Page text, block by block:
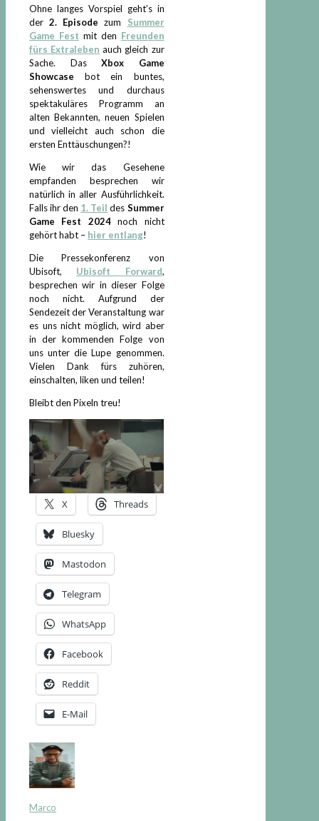
Ohne langes Vorspiel geht’s in
der 2. Episode zum Summer
Game Fest mit den Freunden
fürs Extraleben auch gleich zur
Sache. Das Xbox Game
Showcase bot ein buntes,
sehenswertes und durchaus
spektakuläres Programm an
alten Bekannten, neuen Spielen
und vielleicht auch schon die
ersten Enttäuschungen?!
Wie wir das Gesehene
empfanden besprechen wir
natürlich in aller Ausführlichkeit.
Falls ihr den 1. Teil des Summer
Game Fest 2024noch nicht
gehört habt – hier entlang!
Die Pressekonferenz von
Ubisoft, Ubisoft Forward,
besprechen wir in dieser Folge
noch nicht. Aufgrund der
Sendezeit der Veranstaltung war
es uns nicht möglich, wird aber
in der kommenden Folge von
uns unter die Lupe genommen.
Vielen Dank fürs zuhören,
einschalten, liken und teilen!
Bleibt den Pixeln treu!
X Threads
Bluesky
Mastodon
Telegram
WhatsApp
Facebook
Reddit
E-Mail
Marco